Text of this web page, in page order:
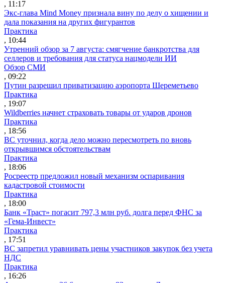
, 11:17
Экс-глава Mind Money признала вину по делу о хищении и
дала показания на других фигурантов
Практика
, 10:44
Утренний обзор за 7 августа: смягчение банкротства для
селлеров и требования для статуса нацмодели ИИ
Обзор СМИ
, 09:22
Путин разрешил приватизацию аэропорта Шереметьево
Практика
, 19:07
Wildberries начнет страховать товары от ударов дронов
Практика
, 18:56
ВС уточнил, когда дело можно пересмотреть по вновь
открывшимся обстоятельствам
Практика
, 18:06
Росреестр предложил новый механизм оспаривания
кадастровой стоимости
Практика
, 18:00
Банк «Траст» погасит 797,3 млн руб. долга перед ФНС за
«Гема-Инвест»
Практика
, 17:51
ВС запретил уравнивать цены участников закупок без учета
НДС
Практика
, 16:26